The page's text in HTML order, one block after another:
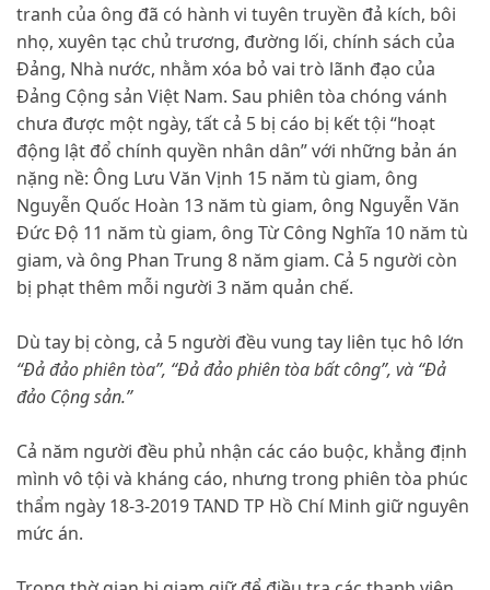
tranh của ông đã có hành vi tuyên truyền đả kích, bôi
nhọ, xuyên tạc chủ trương, đường lối, chính sách của
Đảng, Nhà nước, nhằm xóa bỏ vai trò lãnh đạo của
Đảng Cộng sản Việt Nam. Sau phiên tòa chóng vánh
chưa được một ngày, tất cả 5 bị cáo bị kết tội “hoạt
động lật đổ chính quyền nhân dân” với những bản án
nặng nề: Ông Lưu Văn Vịnh 15 năm tù giam, ông
Nguyễn Quốc Hoàn 13 năm tù giam, ông Nguyễn Văn
Đức Độ 11 năm tù giam, ông Từ Công Nghĩa 10 năm tù
giam, và ông Phan Trung 8 năm giam. Cả 5 người còn
bị phạt thêm mỗi người 3 năm quản chế.
Dù tay bị còng, cả 5 người đều vung tay liên tục hô lớn
“Đả đảo phiên tòa”, “Đả đảo phiên tòa bất công”, và “Đả
đảo Cộng sản.”
Cả năm người đều phủ nhận các cáo buộc, khẳng định
mình vô tội và kháng cáo, nhưng trong phiên tòa phúc
thẩm ngày 18-3-2019 TAND TP Hồ Chí Minh giữ nguyên
mức án.